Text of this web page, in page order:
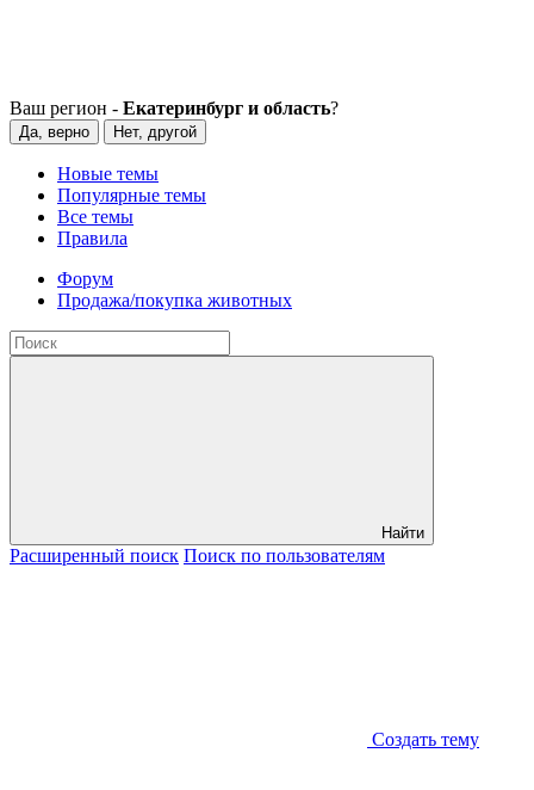
Ваш регион - Екатеринбург и область?
Да, верно Нет, другой
Новые темы
Популярные темы
Все темы
Правила
Форум
Продажа/покупка животных
Найти
Расширенный поиск Поиск по пользователям
Создать тему